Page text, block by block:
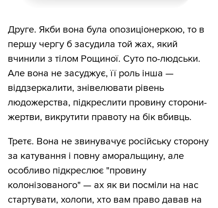
Друге. Якби вона була опозиціонеркою, то в
першу чергу б засудила той жах, який
вчинили з тілом Рощиної. Суто по-людськи.
Але вона не засуджує, її роль інша —
віддзеркалити, знівелювати рівень
людожерства, підкреслити провину сторони-
жертви, викрутити правоту на бік вбивць.
Третє. Вона не звинувачує російську сторону
за катування і повну аморальщину, але
особливо підкреслює "провину
колонізованого" — ах як ви посміли на нас
стартувати, холопи, хто вам право давав на